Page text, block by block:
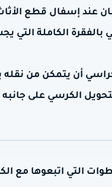
عند إسفال قطع
الكاملة التي
أن يتمكن من
الكرسي على
التي اتبعوها مع